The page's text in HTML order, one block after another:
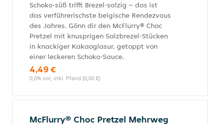
Schoko-süß trifft Brezel-salzig – das ist
das verführerischste belgische Rendezvous
des Jahres. Gönn dir den McFlurry® Choc
Pretzel mit knusprigen Salzbrezel-Stücken
in knackiger Kakaoglasur, getoppt von
einer leckeren Schoko-Sauce.
4,49 €
0,0% vol, inkl. Pfand (0,00 €)
McFlurry® Choc Pretzel Mehrweg